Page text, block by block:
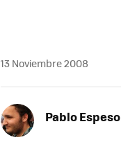
13 Noviembre 2008
Pablo Espeso